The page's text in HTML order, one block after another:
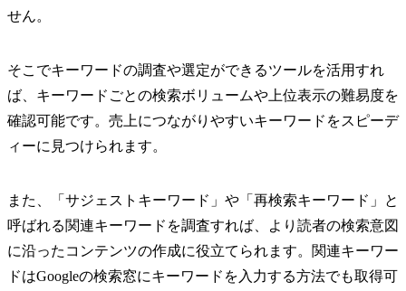
せん。
そこでキーワードの調査や選定ができるツールを活用すれ
ば、キーワードごとの検索ボリュームや上位表示の難易度を
確認可能です。売上につながりやすいキーワードをスピーデ
ィーに見つけられます。
また、「サジェストキーワード」や「再検索キーワード」と
呼ばれる関連キーワードを調査すれば、より読者の検索意図
に沿ったコンテンツの作成に役立てられます。関連キーワー
ドはGoogleの検索窓にキーワードを入力する方法でも取得可